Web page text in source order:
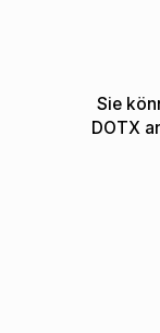
Sie
DOTX